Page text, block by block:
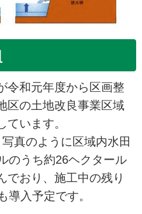
令和元年度から区画整
区の土地改良事業区域
ています。
真のように区域内水田
のうち約26ヘクタール
でおり、施工中の残り
導入予定です。